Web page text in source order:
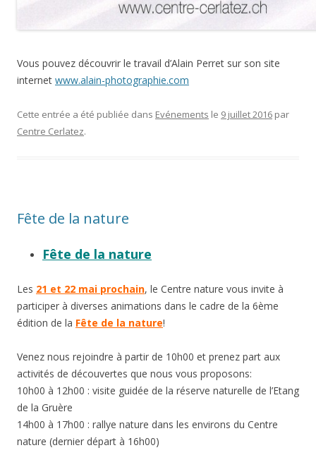
Vous pouvez découvrir le travail d’Alain Perret sur son site
internet www.alain-photographie.com
Cette entrée a été publiée dans Evénements le 9 juillet 2016 par
Centre Cerlatez.
Fête de la nature
Fête de la nature
Les 21 et 22 mai prochain, le Centre nature vous invite à
participer à diverses animations dans le cadre de la 6ème
édition de la Fête de la nature!
Venez nous rejoindre à partir de 10h00 et prenez part aux
activités de découvertes que nous vous proposons:
10h00 à 12h00 : visite guidée de la réserve naturelle de l’Etang
de la Gruère
14h00 à 17h00 : rallye nature dans les environs du Centre
nature (dernier départ à 16h00)